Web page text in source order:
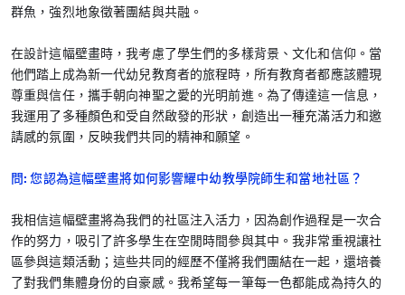
群魚，強烈地象徵著團結與共融。
在設計這幅壁畫時，我考慮了學生們的多樣背景、文化和信仰。當
他們踏上成為新一代幼兒教育者的旅程時，所有教育者都應該體現
尊重與信任，攜手朝向神聖之愛的光明前進。為了傳達這一信息，
我運用了多種顏色和受自然啟發的形狀，創造出一種充滿活力和邀
請感的氛圍，反映我們共同的精神和願望。
問: 您認為這幅壁畫將如何影響耀中幼教學院師生和當地社區？
我相信這幅壁畫將為我們的社區注入活力，因為創作過程是一次合
作的努力，吸引了許多學生在空閒時間參與其中。我非常重視讓社
區參與這類活動；這些共同的經歷不僅將我們團結在一起，還培養
了對我們集體身份的自豪感。我希望每一筆每一色都能成為持久的